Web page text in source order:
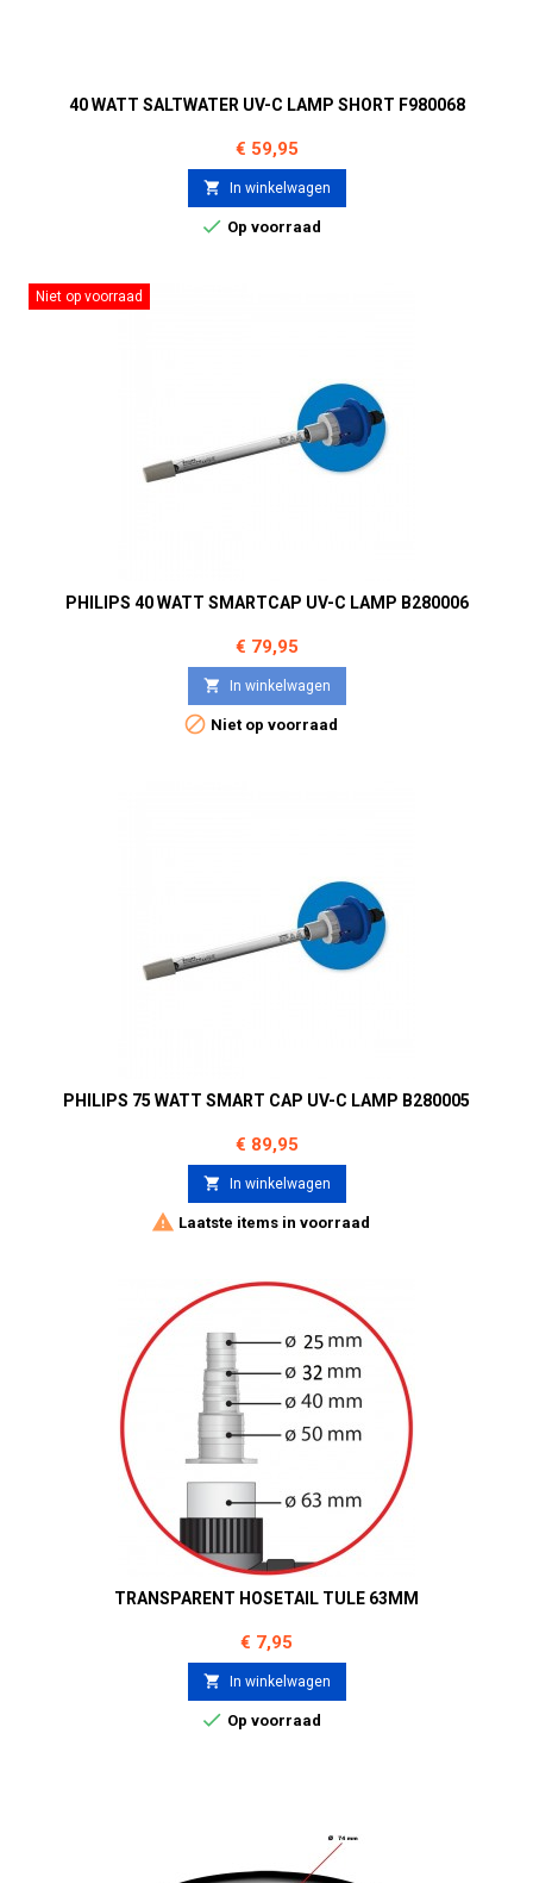
40 WATT SALTWATER UV-C LAMP SHORT F980068
Prijs
€ 59,95
 In winkelwagen
 Op voorraad
Niet op voorraad
PHILIPS 40 WATT SMARTCAP UV-C LAMP B280006
Prijs
€ 79,95
 In winkelwagen
 Niet op voorraad
PHILIPS 75 WATT SMART CAP UV-C LAMP B280005
Prijs
€ 89,95
 In winkelwagen
 Laatste items in voorraad
TRANSPARENT HOSETAIL TULE 63MM
Prijs
€ 7,95
 In winkelwagen
 Op voorraad